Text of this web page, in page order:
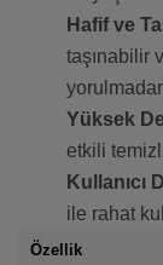
Hafif ve
taşınabilir
Yüksek
etkili
Kullanıcı
ile rahat
Özellik